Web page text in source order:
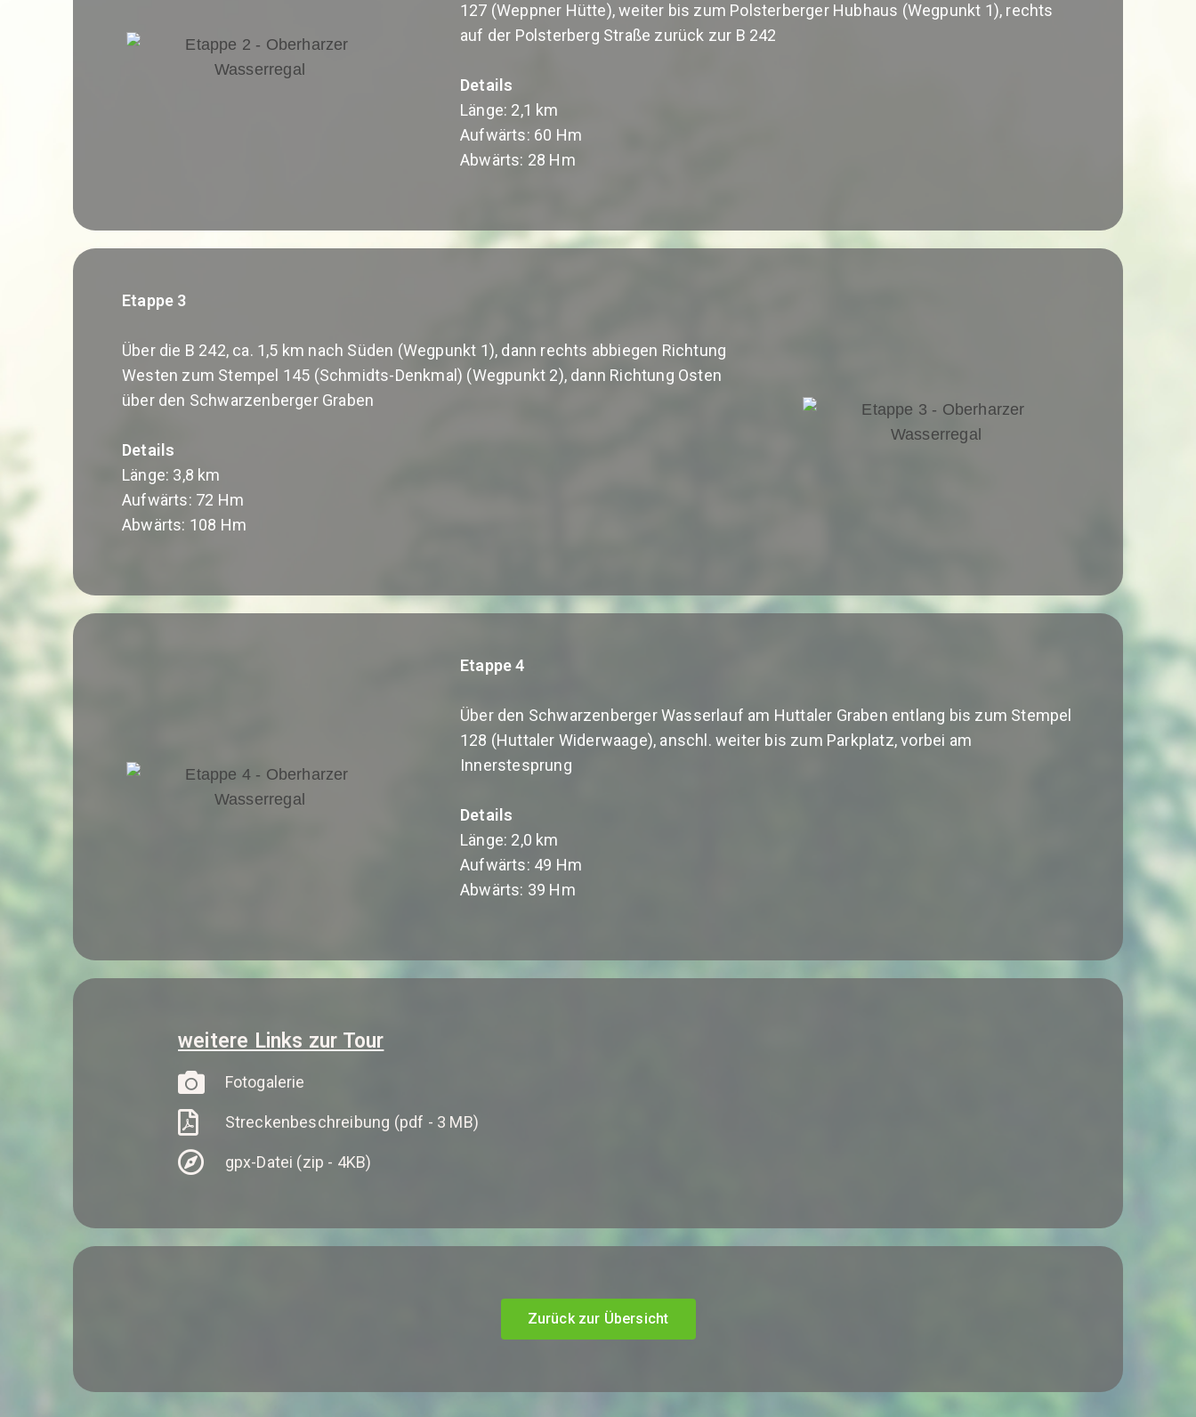
127 (Weppner Hütte), weiter bis zum Polsterberger Hubhaus (Wegpunkt 1), rechts
auf der Polsterberg Straße zurück zur B 242
Details
Länge: 2,1 km
Aufwärts: 60 Hm
Abwärts: 28 Hm
Etappe 3
Über die B 242, ca. 1,5 km nach Süden (Wegpunkt 1), dann rechts abbiegen Richtung
Westen zum Stempel 145 (Schmidts-Denkmal) (Wegpunkt 2), dann Richtung Osten
über den Schwarzenberger Graben
Details
Länge: 3,8 km
Aufwärts: 72 Hm
Abwärts: 108 Hm
Etappe 4
Über den Schwarzenberger Wasserlauf am Huttaler Graben entlang bis zum Stempel
128 (Huttaler Widerwaage), anschl. weiter bis zum Parkplatz, vorbei am
Innerstesprung
Details
Länge: 2,0 km
Aufwärts: 49 Hm
Abwärts: 39 Hm
weitere Links zur Tour
Fotogalerie
Streckenbeschreibung (pdf - 3 MB)
gpx-Datei (zip - 4KB)
Zurück zur Übersicht